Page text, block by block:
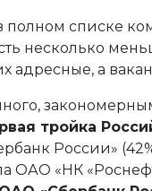
полном списке
несколько
адресные, а
тройка
России»
ОАО «НК